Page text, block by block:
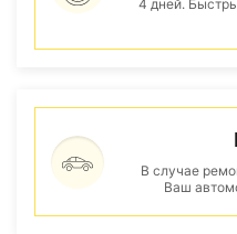
4 дней.
В случае
Ваш